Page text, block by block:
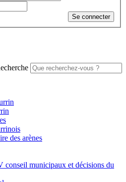
Se connecter
des arènes
conseil municipaux et décisions du